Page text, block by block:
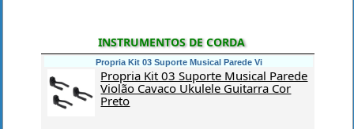
INSTRUMENTOS DE CORDA
Propria Kit 03 Suporte Musical Parede Vi
Propria Kit 03 Suporte Musical Parede
Violão Cavaco Ukulele Guitarra Cor
Preto